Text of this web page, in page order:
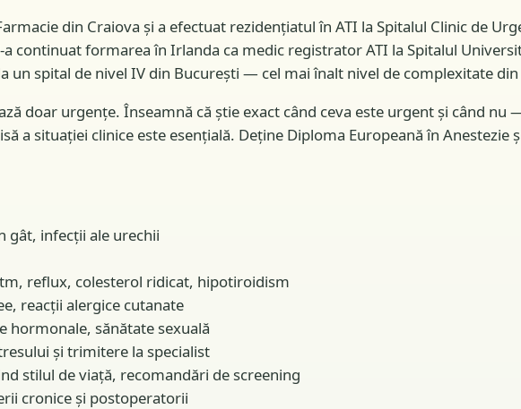
din Craiova și a efectuat rezidențiatul în ATI la Spitalul Clinic de
continuat formarea în Irlanda ca medic registrator ATI la Spitalul
spital de nivel IV din București — cel mai înalt nivel de complexitate
doar urgențe. Înseamnă că știe exact când ceva este urgent și când nu
a situației clinice este esențială. Deține Diploma Europeană în Anestezie
infecții ale urechii
reflux, colesterol ridicat, hipotiroidism
reacții alergice cutanate
sănătate sexuală
și trimitere la specialist
stilul de viață, recomandări de screening
cronice și postoperatorii